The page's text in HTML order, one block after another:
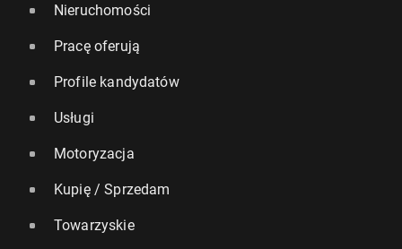
Nieruchomości
Pracę oferują
Profile kandydatów
Usługi
Motoryzacja
Kupię / Sprzedam
Towarzyskie